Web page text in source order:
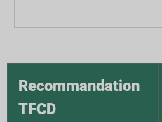
À propos de notre rapport
Stratégies de développement
Recommandation
TFCD